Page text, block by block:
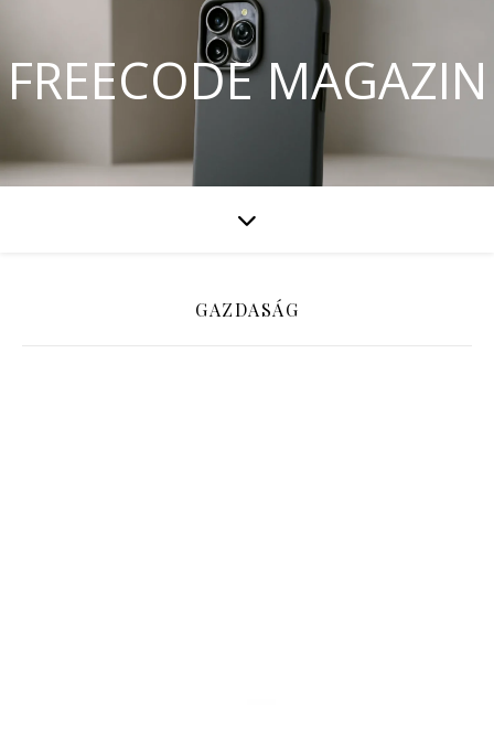
FREECODE MAGAZIN
GAZDASÁG